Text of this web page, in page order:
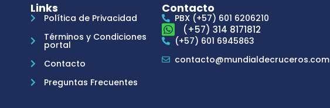
Links
Política de Privacidad
Términos y Condiciones
portal
Contacto
Preguntas Frecuentes
Contacto
PBX (+57) 601 6206210
(+57) 314 8171812
(+57) 601 6945863
contacto@mundialdecruceros.com